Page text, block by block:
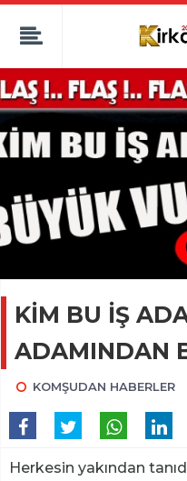
KİM BU İŞ
ADAMINDAN
KOMŞUDAN HABERLER
Herkesin yakından